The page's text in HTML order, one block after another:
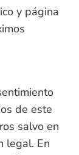
y página
de este
salvo en
legal. En